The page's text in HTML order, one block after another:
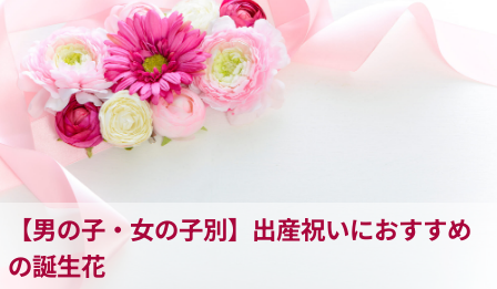
【男の子・女の子別】出産祝いにおすすめ
の誕生花